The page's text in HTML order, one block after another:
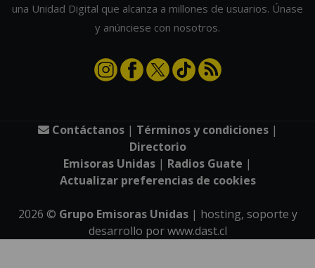
una Unidad Digital que alcanza a millones de usuarios. Únase
y anúnciese con nosotros.
Contáctanos| Términos y condiciones|
Directorio
Emisoras Unidas | Radios Guate |
Actualizar preferencias de cookies
2026 © Grupo Emisoras Unidas| hosting, soporte y
desarrollo porwww.dast.cl